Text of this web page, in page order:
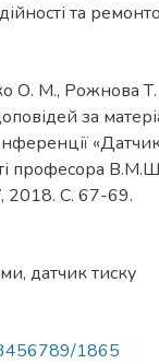
та
О. М., Рожнова
за
професора
2018. С. 67-69.
, датчик тиску
1865